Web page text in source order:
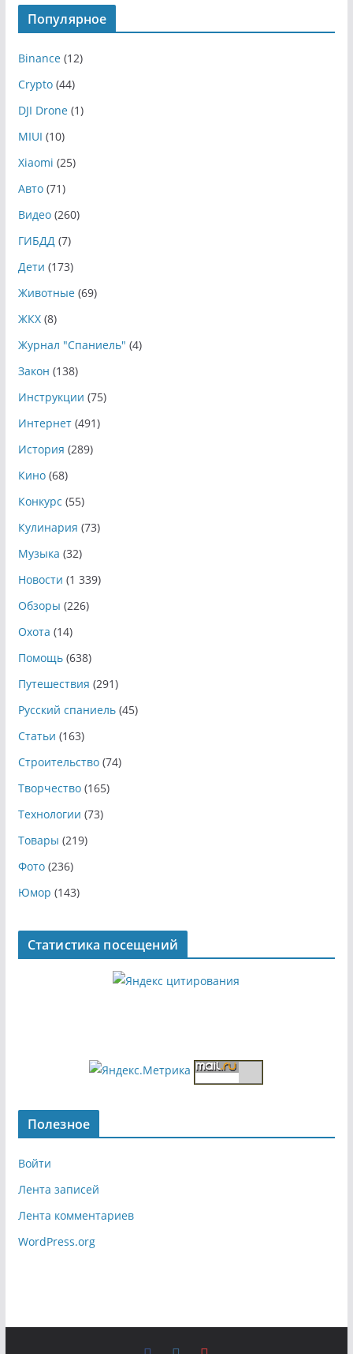
Популярное
Binance(12)
Crypto(44)
DJI Drone(1)
MIUI (10)
Xiaomi (25)
Авто(71)
Видео(260)
ГИБДД(7)
Дети (173)
Животные(69)
ЖКХ(8)
Журнал "Спаниель" (4)
Закон (138)
Инструкции (75)
Интернет(491)
История (289)
Кино(68)
Конкурс (55)
Кулинария (73)
Музыка (32)
Новости (1 339)
Обзоры (226)
Охота (14)
Помощь(638)
Путешествия (291)
Русский спаниель(45)
Статьи (163)
Строительство(74)
Творчество(165)
Технологии (73)
Товары (219)
Фото(236)
Юмор (143)
Статистика посещений
Полезное
Войти
Лента записей
Лента комментариев
WordPress.org